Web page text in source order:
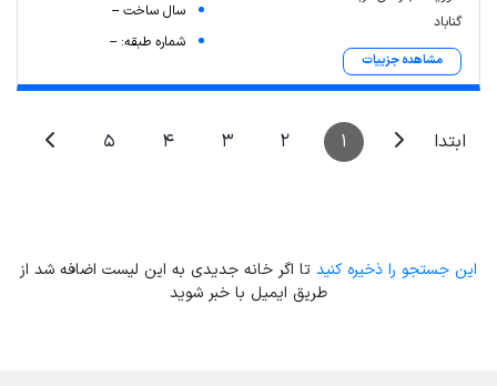
گناباد
مشاهده جزییات
سال ساخت --
شماره طبقه: --
ابتدا 1
2
3
4
5
این جستجو را ذخیره کنید تا اگر خانه جدیدی به این لیست اضافه شد از
طریق ایمیل با خبر شوید